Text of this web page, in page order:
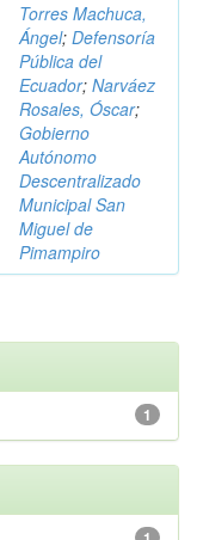
Torres Machuca,
Ángel; Defensoría
Pública del
Ecuador; Narváez
Rosales, Óscar;
Gobierno
Autónomo
Descentralizado
Municipal San
Miguel de
Pimampiro
1